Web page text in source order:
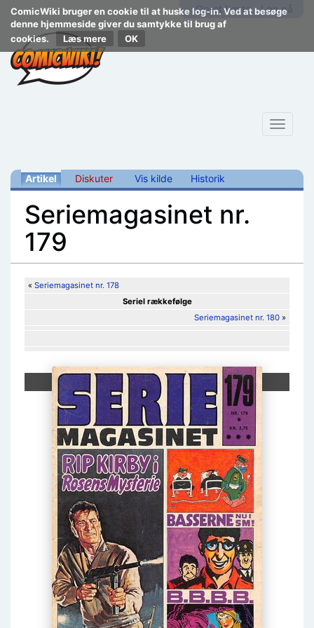
ComicWiki bruger en cookie til at huske log-in. Ved at besøge
denne hjemmeside giver du samtykke til brug af
cookies.
Læs mere
Opret konto Log på
Toggle
Artikel Diskuter Vis kilde Historik
Seriemagasinet nr.
179
« Seriemagasinet nr. 178
Seriel rækkefølge
Seriemagasinet nr. 180 »